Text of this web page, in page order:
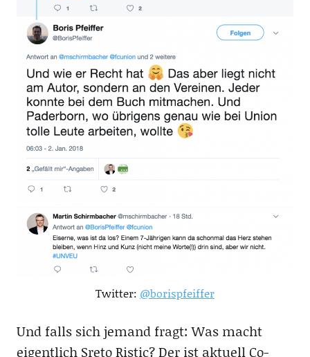
Twitter: @borispfeiffer
Und falls sich jemand fragt: Was macht
eigentlich Sreto Ristic? Der ist aktuell Co-